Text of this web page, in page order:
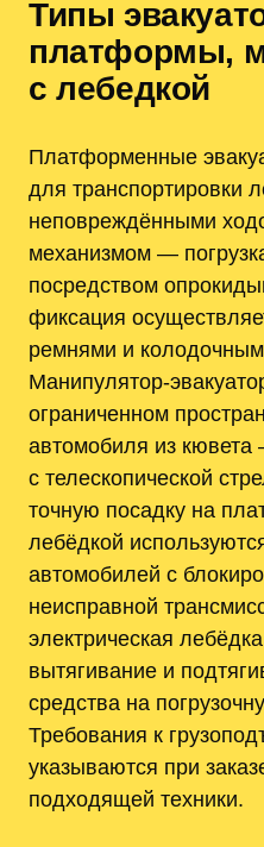
Типы
платформы,
с лебедкой
Платформенные
для транспортировки
неповреждёнными
механизмом —
посредством
фиксация
ремнями и
Манипулятор-
ограниченном
автомобиля из кювета
с телескопической
точную посадку на
лебёдкой
автомобилей с
неисправной
электрическая
вытягивание и
средства на
Требования к
указываются при
подходящей техники.